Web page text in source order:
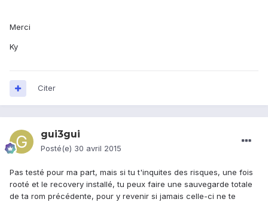
Merci
Ky
Citer
gui3gui
Posté(e) 30 avril 2015
Pas testé pour ma part, mais si tu t'inquites des risques, une fois
rooté et le recovery installé, tu peux faire une sauvegarde totale
de ta rom précédente, pour y revenir si jamais celle-ci ne te